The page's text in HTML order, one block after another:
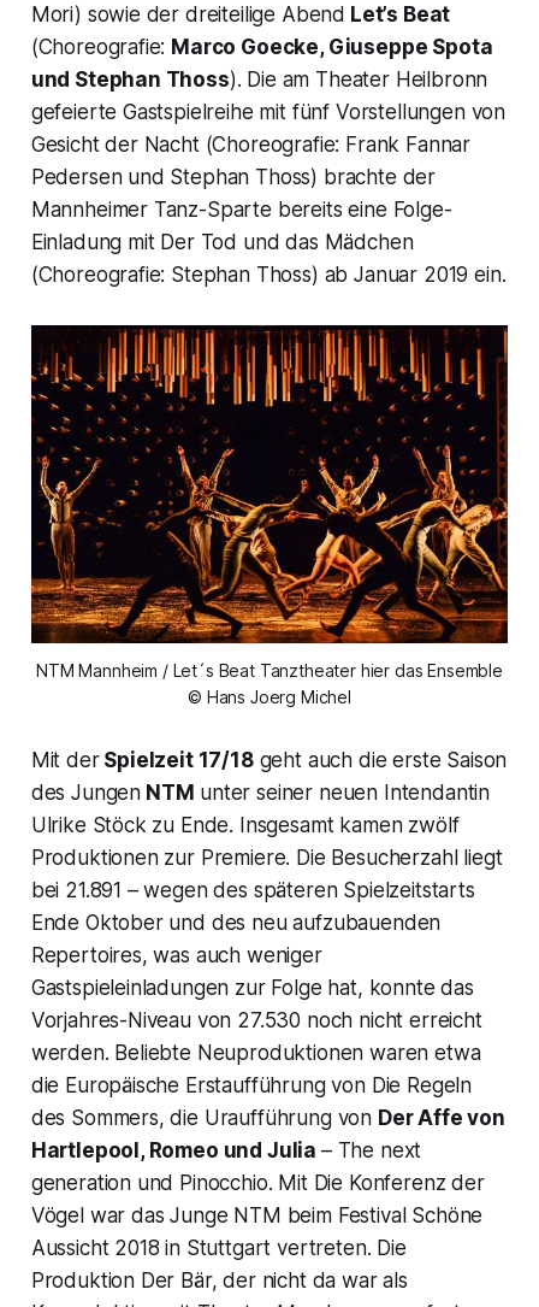
Mori) sowie der dreiteilige Abend Let’s Beat
(Choreografie: Marco Goecke, Giuseppe Spota
und Stephan Thoss). Die am Theater Heilbronn
gefeierte Gastspielreihe mit fünf Vorstellungen von
Gesicht der Nacht (Choreografie: Frank Fannar
Pedersen und Stephan Thoss) brachte der
Mannheimer Tanz-Sparte bereits eine Folge-
Einladung mit Der Tod und das Mädchen
(Choreografie: Stephan Thoss) ab Januar 2019 ein.
NTM Mannheim / Let´s Beat Tanztheater hier das Ensemble
© Hans Joerg Michel
Mit derSpielzeit 17/18geht auch die erste Saison
des Jungen NTM unter seiner neuen Intendantin
Ulrike Stöck zu Ende. Insgesamt kamen zwölf
Produktionen zur Premiere. Die Besucherzahl liegt
bei 21.891 – wegen des späteren Spielzeitstarts
Ende Oktober und des neu aufzubauenden
Repertoires, was auch weniger
Gastspieleinladungen zur Folge hat, konnte das
Vorjahres-Niveau von 27.530 noch nicht erreicht
werden. Beliebte Neuproduktionen waren etwa
die Europäische Erstaufführung von Die Regeln
des Sommers, die Uraufführung von Der Affe von
Hartlepool, Romeo und Julia – The next
generation und Pinocchio. Mit Die Konferenz der
Vögel war das Junge NTM beim Festival Schöne
Aussicht 2018 in Stuttgart vertreten. Die
Produktion Der Bär, der nicht da war als